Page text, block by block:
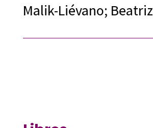
Malik-Liévano; Beatriz